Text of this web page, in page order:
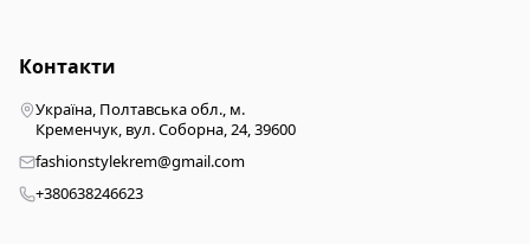
Контакти
Україна, Полтавська обл., м.
Кременчук, вул. Соборна, 24, 39600
fashionstylekrem@gmail.com
+380638246623